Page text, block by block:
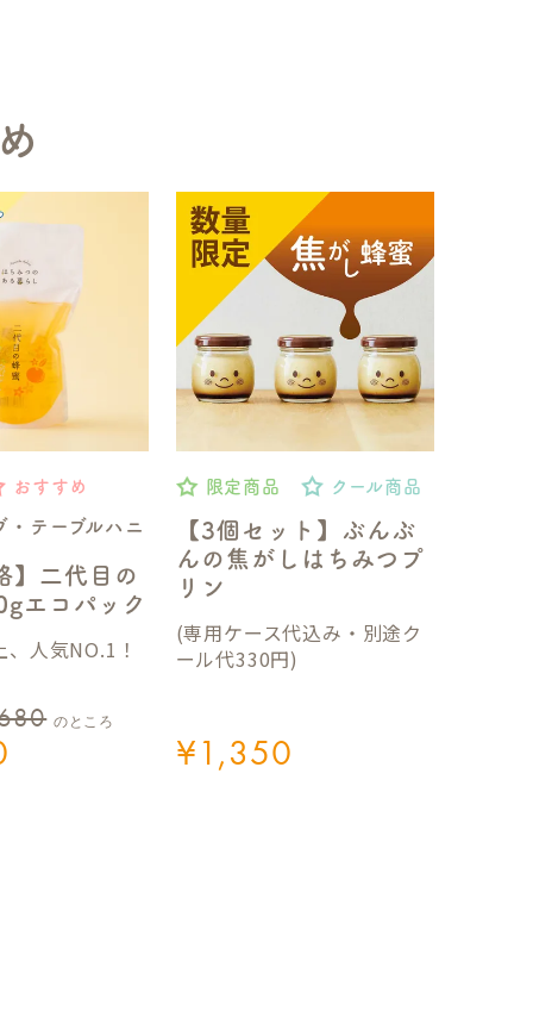
おすすめ
・テーブルハニ
】二代目の
エコパック
人気NO.1！
のところ
限定商品 クール商品
【3個セット】ぶんぶ
んの焦がしはちみつプ
リン
(専用ケース代込み・別途ク
ール代330円)
¥1,350